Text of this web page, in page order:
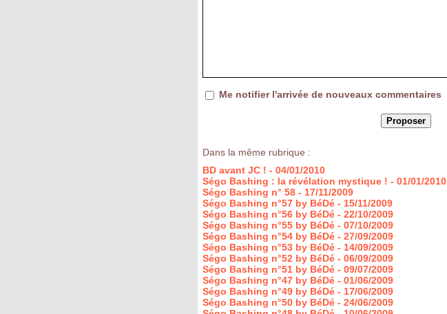
Me notifier l'arrivée de nouveaux commentaires
Dans la même rubrique :
BD avant JC ! - 04/01/2010
Ségo Bashing : la révélation mystique ! - 01/01/2010
Ségo Bashing n° 58 - 17/11/2009
Ségo Bashing n°57 by BéDé - 15/11/2009
Ségo Bashing n°56 by BéDé - 22/10/2009
Ségo Bashing n°55 by BéDé - 07/10/2009
Ségo Bashing n°54 by BéDé - 27/09/2009
Ségo Bashing n°53 by BéDé - 14/09/2009
Ségo Bashing n°52 by BéDé - 06/09/2009
Ségo Bashing n°51 by BéDé - 09/07/2009
Ségo Bashing n°47 by BéDé - 01/06/2009
Ségo Bashing n°49 by BéDé - 17/06/2009
Ségo Bashing n°50 by BéDé - 24/06/2009